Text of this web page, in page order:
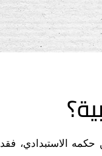
الاستبدادي، فقد